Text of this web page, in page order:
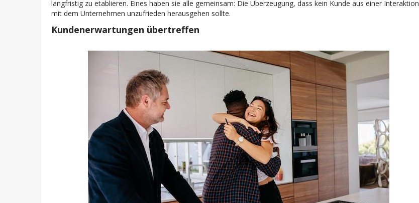
langfristig zu etablieren. Eines haben sie alle gemeinsam: Die Überzeugung, dass kein Kunde aus einer Interaktion
mit dem Unternehmen unzufrieden herausgehen sollte.
Kundenerwartungen übertreffen